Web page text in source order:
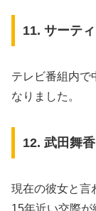
11. サーテ
テレビ番組内で
なりました。
12. 武田舞
現在の彼女と言
15年近い交際が